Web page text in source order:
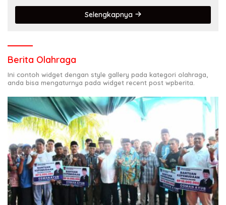
Selengkapnya
Berita Olahraga
Ini contoh widget dengan style gallery pada kategori olahraga,
anda bisa mengaturnya pada widget recent post wpberita.